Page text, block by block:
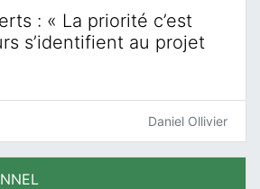
: « La priorité c’est
s’identifient au projet
Daniel Ollivier